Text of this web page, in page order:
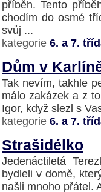
příběh. Tento
chodím do osmé
svůj ...
kategorie 6. a 7.
Dům v
Tak nevím, takhle
málo zakázek a z
Igor, když slezl s
kategorie 6. a 7.
Strašidélko
Jedenáctiletá
bydleli v domě,
našli mnoho přátel.